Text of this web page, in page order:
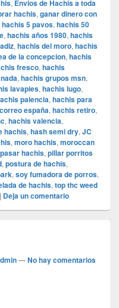
, Envios de Hachis a toda
hachis, ganar dinero con
hachis 5 pavos, hachis 50
, hachis años 1980, hachis
, hachis del moro, hachis
de la concepcion, hachis
fresco, hachis
, hachis grupos msn,
lavapies, hachis lugo,
palencia, hachis para
españa, hachis retiro,
, hachis valencia,
hachis, hash semi dry, JC
, moro hachis, moroccan
pasar hachis, pillar porritos
, postura de hachis,
, soy fumadora de porros,
de hachis, top thc weed
| Deja un comentario
—No hay comentarios